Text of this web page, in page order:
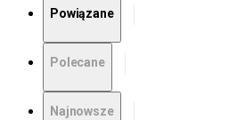
Powiązane
Polecane
Najnowsze